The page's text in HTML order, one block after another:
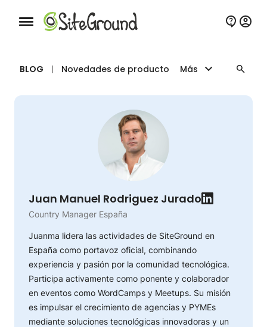
Botón de navegación móvil
BLOG | Novedades de producto Más
Juan Manuel Rodriguez Jurado
Country Manager España
Juanma lidera las actividades de SiteGround en
España como portavoz oficial, combinando
experiencia y pasión por la comunidad tecnológica.
Participa activamente como ponente y colaborador
en eventos como WordCamps y Meetups. Su misión
es impulsar el crecimiento de agencias y PYMEs
mediante soluciones tecnológicas innovadoras y un